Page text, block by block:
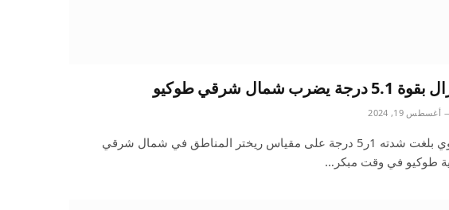
شمال شرقي طوكيو
أغسطس 19, 2024
ضرب زلزال قوي بلغت شدته 1ر5 درجة على مقياس ريختر المناطق في شمال شرقي
طوكيو في وقت مبكر…